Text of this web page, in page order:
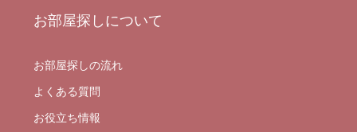
お部屋探しについて
お部屋探しの流れ
よくある質問
お役立ち情報